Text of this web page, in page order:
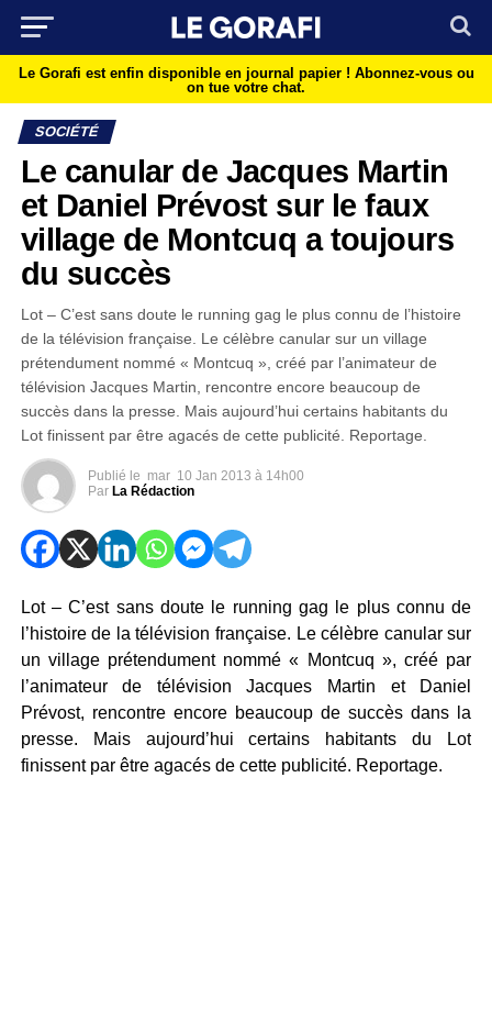
Le Gorafi est enfin disponible en journal papier ! Abonnez-vous ou
on tue votre chat.
SOCIÉTÉ
Le canular de Jacques Martin
et Daniel Prévost sur le faux
village de Montcuq a toujours
du succès
Lot – C’est sans doute le running gag le plus connu de l’histoire
de la télévision française. Le célèbre canular sur un village
prétendument nommé « Montcuq », créé par l’animateur de
télévision Jacques Martin, rencontre encore beaucoup de
succès dans la presse. Mais aujourd’hui certains habitants du
Lot finissent par être agacés de cette publicité. Reportage.
Publié le mar 10 Jan 2013 à 14h00
Par La Rédaction
Lot – C’est sans doute le running gag le plus connu de
l’histoire de la télévision française. Le célèbre canular sur
un village prétendument nommé « Montcuq », créé par
l’animateur de télévision Jacques Martin et Daniel
Prévost, rencontre encore beaucoup de succès dans la
presse. Mais aujourd’hui certains habitants du Lot
finissent par être agacés de cette publicité. Reportage.